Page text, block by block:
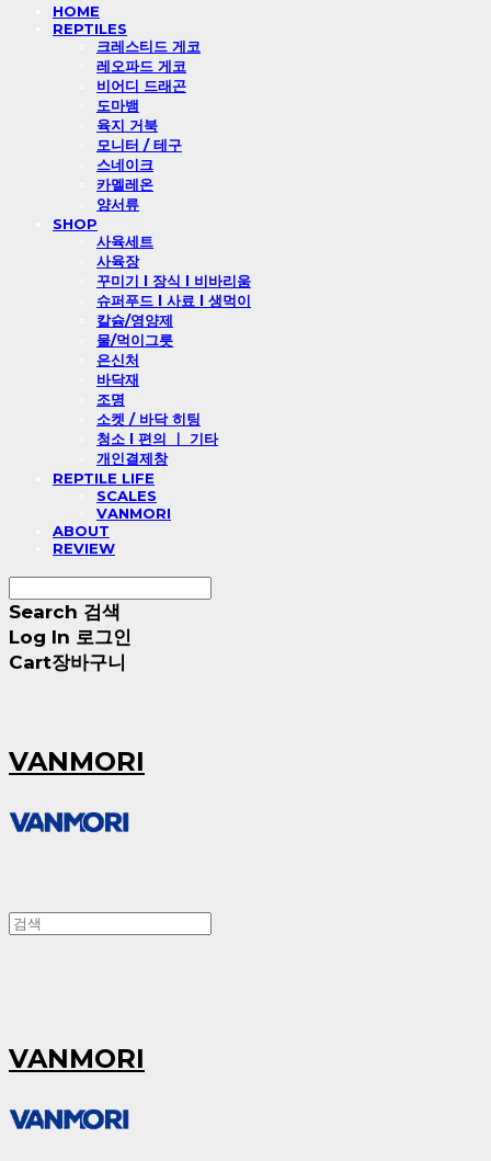
HOME
REPTILES
크레스티드 게코
레오파드 게코
비어디 드래곤
도마뱀
육지 거북
모니터 / 테구
스네이크
카멜레온
양서류
SHOP
사육세트
사육장
꾸미기 l 장식 l 비바리움
슈퍼푸드 l 사료 l 생먹이
칼슘/영양제
물/먹이그릇
은신처
바닥재
조명
소켓 / 바닥 히팅
청소 l 편의 ㅣ 기타
개인결제창
REPTILE LIFE
SCALES
VANMORI
ABOUT
REVIEW
Search 검색
Log In 로그인
Cart장바구니
VANMORI
VANMORI